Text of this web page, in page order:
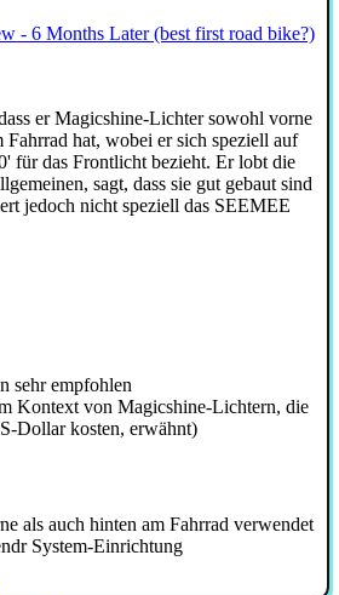
- 6 Months Later (best first road bike?)
er Magicshine-Lichter sowohl vorne
Fahrrad hat, wobei er sich speziell auf
für das Frontlicht bezieht. Er lobt die
sagt, dass sie gut gebaut sind
jedoch nicht speziell das SEEMEE
sehr empfohlen
Kontext von Magicshine-Lichtern, die
Dollar kosten, erwähnt)
als auch hinten am Fahrrad verwendet
System-Einrichtung